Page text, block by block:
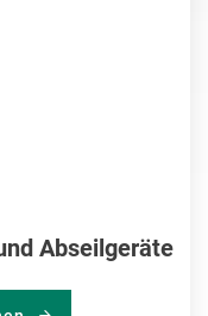
Abseilgeräte